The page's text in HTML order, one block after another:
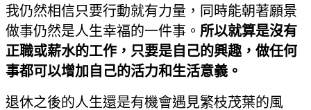
我仍然相信只要行動就有力量，同時能朝著願景
做事仍然是人生幸福的一件事。 所以就算是沒有
正職或薪水的工作，只要是自己的興趣，做任何
事都可以增加自己的活力和生活意義。
退休之後的人生還是有機會遇見繁枝茂葉的風